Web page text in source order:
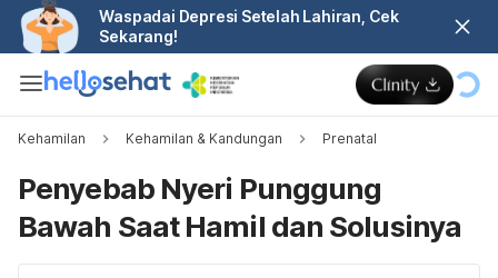
Waspadai Depresi Setelah Lahiran, Cek
Sekarang!
Kehamilan Kehamilan & Kandungan Prenatal
Penyebab Nyeri Punggung
Bawah Saat Hamil dan Solusinya